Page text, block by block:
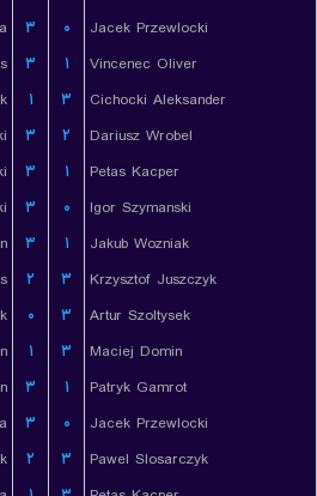
۳ ۰
Jacek Przewlocki
۳ ۱
Vincenec Oliver
۱ ۳
Cichocki Aleksander
۳ ۲
Dariusz Wrobel
۳ ۱
Petas Kacper
۳ ۰
Igor Szymanski
۳ ۱
Jakub Wozniak
۲ ۳
Krzysztof Juszczyk
۰ ۳
Artur Szoltysek
۱ ۳
Maciej Domin
۳ ۱
Patryk Gamrot
۳ ۰
Jacek Przewlocki
۲ ۳
Pawel Slosarczyk